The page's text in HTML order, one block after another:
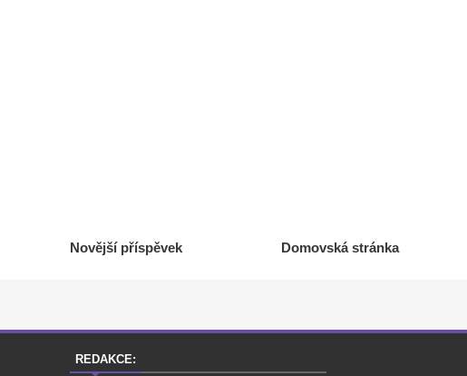
Novější příspěvek Domovská stránka
REDAKCE: